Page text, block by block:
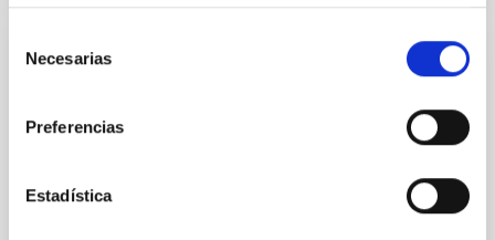
Necesarias
Preferencias
Estadística
SIN ÁRBITRO
Habitable Worlds
(SMBH) activity on habitability has garnered
attention, the specific effects of active galactic nuclei